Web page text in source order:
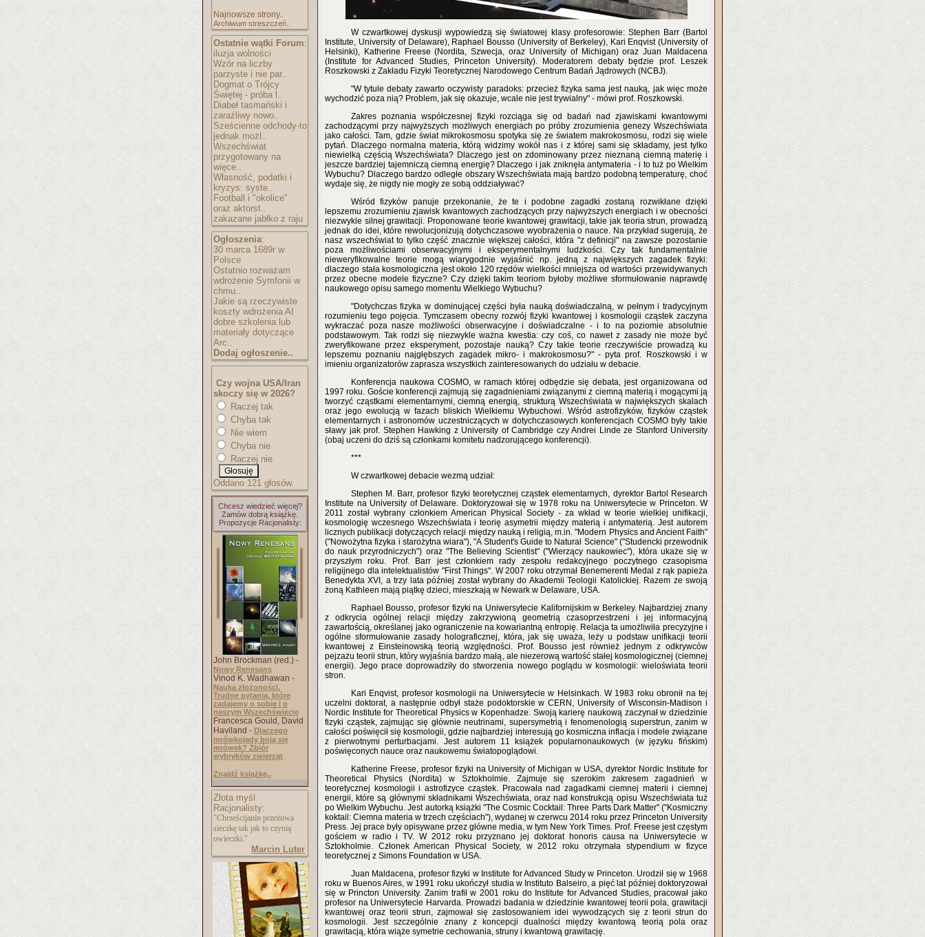
Najnowsze strony..
Archiwum streszczeń..
Ostatnie wątki Forum:
iluzja wolności
Wzór na liczby
parzyste i nie par..
Dogmat o Trójcy
Świętej - próba l..
Diabeł tasmański i
zaraźliwy nowo..
Sześcienne odchody-to
jednak możl..
Wszechświat
przygotowany na
więce..
Własność, podatki i
kryzys: syste..
Football i "okolice"
oraz aktorst..
zakazane jabłko z raju
Ogłoszenia:
30 marca 1689r w
Polsce
Ostatnio rozważam
wdrożenie Symfonii w
chmu..
Jakie są rzeczywiste
koszty wdrożenia AI
dobre szkolenia lub
materiały dotyczące
Arc..
Dodaj ogłoszenie..
Czy wojna USA/Iran
skoczy się w 2026?
Raczej tak
Chyba tak
Nie wiem
Chyba nie
Raczej nie
Oddano 121 głosów.
Chcesz wiedzieć więcej?
Zamów dobrą książkę.
Propozycje Racjonalisty:
John Brockman (red.) -
Nowy Renesans
Vinod K. Wadhawan -
Nauka złożoności.
Trudne pytania, które
zadajemy o sobie i o
naszym Wszechświecie
Francesca Gould, David
Haviland - Dlaczego
mrówkojady boją się
mrówek? Zbiór
wybryków zwierząt
Znajdź książkę..
Złota myśl
Racjonalisty:
"Chrześcijanin przeżuwa
sieczkę tak jak to czynią
owieczki."
Marcin Luter
W czwartkowej dyskusji wypowiedzą się światowej klasy profesorowie: Stephen Barr (Bartol
Institute, University of Delaware), Raphael Bousso (University of Berkeley), Kari Enqvist (University of
Helsinki), Katherine Freese (Nordita, Szwecja, oraz University of Michigan) oraz Juan Maldacena
(Institute for Advanced Studies, Princeton University). Moderatorem debaty będzie prof. Leszek
Roszkowski z Zakładu Fizyki Teoretycznej Narodowego Centrum Badań Jądrowych (NCBJ).
"W tytule debaty zawarto oczywisty paradoks: przecież fizyka sama jest nauką, jak więc może
wychodzić poza nią? Problem, jak się okazuje, wcale nie jest trywialny" - mówi prof. Roszkowski.
Zakres poznania współczesnej fizyki rozciąga się od badań nad zjawiskami kwantowymi
zachodzącymi przy najwyższych możliwych energiach po próby zrozumienia genezy Wszechświata
jako całości. Tam, gdzie świat mikrokosmosu spotyka się ze światem makrokosmosu, rodzi się wiele
pytań. Dlaczego normalna materia, którą widzimy wokół nas i z której sami się składamy, jest tylko
niewielką częścią Wszechświata? Dlaczego jest on zdominowany przez nieznaną ciemną materię i
jeszcze bardziej tajemniczą ciemną energię? Dlaczego i jak zniknęła antymateria - i to tuż po Wielkim
Wybuchu? Dlaczego bardzo odległe obszary Wszechświata mają bardzo podobną temperaturę, choć
wydaje się, że nigdy nie mogły ze sobą oddziaływać?
Wśród fizyków panuje przekonanie, że te i podobne zagadki zostaną rozwikłane dzięki
lepszemu zrozumieniu zjawisk kwantowych zachodzących przy najwyższych energiach i w obecności
niezwykle silnej grawitacji. Proponowane teorie kwantowej grawitacji, takie jak teoria strun, prowadzą
jednak do idei, które rewolucjonizują dotychczasowe wyobrażenia o nauce. Na przykład sugerują, że
nasz wszechświat to tylko część znacznie większej całości, która "z definicji" na zawsze pozostanie
poza możliwościami obserwacyjnymi i eksperymentalnymi ludzkości. Czy tak fundamentalnie
nieweryfikowalne teorie mogą wiarygodnie wyjaśnić np. jedną z największych zagadek fizyki:
dlaczego stała kosmologiczna jest około 120 rzędów wielkości mniejsza od wartości przewidywanych
przez obecne modele fizyczne? Czy dzięki takim teoriom byłoby możliwe sformułowanie naprawdę
naukowego opisu samego momentu Wielkiego Wybuchu?
"Dotychczas fizyka w dominującej części była nauką doświadczalną, w pełnym i tradycyjnym
rozumieniu tego pojęcia. Tymczasem obecny rozwój fizyki kwantowej i kosmologii cząstek zaczyna
wykraczać poza nasze możliwości obserwacyjne i doświadczalne - i to na poziomie absolutnie
podstawowym. Tak rodzi się niezwykle ważna kwestia: czy coś, co nawet z zasady nie może być
zweryfikowane przez eksperyment, pozostaje nauką? Czy takie teorie rzeczywiście prowadzą ku
lepszemu poznaniu najgłębszych zagadek mikro- i makrokosmosu?" - pyta prof. Roszkowski i w
imieniu organizatorów zaprasza wszystkich zainteresowanych do udziału w debacie.
Konferencja naukowa COSMO, w ramach której odbędzie się debata, jest organizowana od
1997 roku. Goście konferencji zajmują się zagadnieniami związanymi z ciemną materią i mogącymi ją
tworzyć cząstkami elementarnymi, ciemną energią, strukturą Wszechświata w największych skalach
oraz jego ewolucją w fazach bliskich Wielkiemu Wybuchowi. Wśród astrofizyków, fizyków cząstek
elementarnych i astronomów uczestniczących w dotychczasowych konferencjach COSMO były takie
sławy jak prof. Stephen Hawking z University of Cambridge czy Andrei Linde ze Stanford University
(obaj uczeni do dziś są członkami komitetu nadzorującego konferencji).
***
W czwartkowej debacie wezmą udział:
Stephen M. Barr, profesor fizyki teoretycznej cząstek elementarnych, dyrektor Bartol Research
Institute na University of Delaware. Doktoryzował się w 1978 roku na Uniwersytecie w Princeton. W
2011 został wybrany członkiem American Physical Society - za wkład w teorie wielkiej unifikacji,
kosmologię wczesnego Wszechświata i teorię asymetrii między materią i antymaterią. Jest autorem
licznych publikacji dotyczących relacji między nauką i religią, m.in. "Modern Physics and Ancient Faith"
("Nowożytna fizyka i starożytna wiara"), "A Student's Guide to Natural Science" ("Studencki przewodnik
do nauk przyrodniczych") oraz "The Believing Scientist" ("Wierzący naukowiec"), która ukaże się w
przyszłym roku. Prof. Barr jest członkiem rady zespołu redakcyjnego poczytnego czasopisma
religijnego dla intelektualistów "First Things". W 2007 roku otrzymał Benemerenti Medal z rąk papieża
Benedykta XVI, a trzy lata później został wybrany do Akademii Teologii Katolickiej. Razem ze swoją
żoną Kathleen mają piątkę dzieci, mieszkają w Newark w Delaware, USA.
Raphael Bousso, profesor fizyki na Uniwersytecie Kalifornijskim w Berkeley. Najbardziej znany
z odkrycia ogólnej relacji między zakrzywioną geometrią czasoprzestrzeni i jej informacyjną
zawartością, określanej jako ograniczenie na kowariantną entropię. Relacja ta umożliwiła precyzyjne i
ogólne sformułowanie zasady holograficznej, która, jak się uważa, leży u podstaw unifikacji teorii
kwantowej z Einsteinowską teorią względności. Prof. Bousso jest również jednym z odkrywców
pejzażu teorii strun, który wyjaśnia bardzo małą, ale niezerową wartość stałej kosmologicznej (ciemnej
energii). Jego prace doprowadziły do stworzenia nowego poglądu w kosmologii: wieloświata teorii
stron.
Kari Enqvist, profesor kosmologii na Uniwersytecie w Helsinkach. W 1983 roku obronił na tej
uczelni doktorat, a następnie odbył staże podoktorskie w CERN, University of Wisconsin-Madison i
Nordic Institute for Theoretical Physics w Kopenhadze. Swoją karierę naukową zaczynał w dziedzinie
fizyki cząstek, zajmując się głównie neutrinami, supersymetrią i fenomenologią superstrun, zanim w
całości poświęcił się kosmologii, gdzie najbardziej interesują go kosmiczna inflacja i modele związane
z pierwotnymi perturbacjami. Jest autorem 11 książek popularnonaukowych (w języku fińskim)
poświęconych nauce oraz naukowemu światopoglądowi.
Katherine Freese, profesor fizyki na University of Michigan w USA, dyrektor Nordic Institute for
Theoretical Physics (Nordita) w Sztokholmie. Zajmuje się szerokim zakresem zagadnień w
teoretycznej kosmologii i astrofizyce cząstek. Pracowała nad zagadkami ciemnej materii i ciemnej
energii, które są głównymi składnikami Wszechświata, oraz nad konstrukcją opisu Wszechświata tuż
po Wielkim Wybuchu. Jest autorką książki "The Cosmic Cocktail: Three Parts Dark Matter" ("Kosmiczny
koktail: Ciemna materia w trzech częściach"), wydanej w czerwcu 2014 roku przez Princeton University
Press. Jej prace były opisywane przez główne media, w tym New York Times. Prof. Freese jest częstym
gościem w radio i TV. W 2012 roku przyznano jej doktorat honoris causa na Uniwersytecie w
Sztokholmie. Członek American Physical Society, w 2012 roku otrzymała stypendium w fizyce
teoretycznej z Simons Foundation w USA.
Juan Maldacena, profesor fizyki w Institute for Advanced Study w Princeton. Urodził się w 1968
roku w Buenos Aires, w 1991 roku ukończył studia w Instituto Balseiro, a pięć lat później doktoryzował
się w Princton University. Zanim trafił w 2001 roku do Institute for Advanced Studies, pracował jako
profesor na Uniwersytecie Harvarda. Prowadzi badania w dziedzinie kwantowej teorii pola, grawitacji
kwantowej oraz teorii strun, zajmował się zastosowaniem idei wywodzących się z teorii strun do
kosmologii. Jest szczególnie znany z koncepcji dualności między kwantową teorią pola oraz
grawitacją, która wiąże symetrie cechowania, struny i kwantową grawitację.